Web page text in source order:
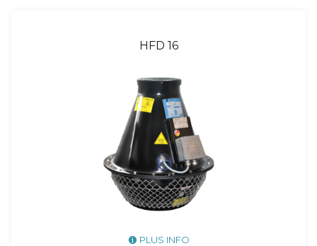
HFD 16
PLUS INFO